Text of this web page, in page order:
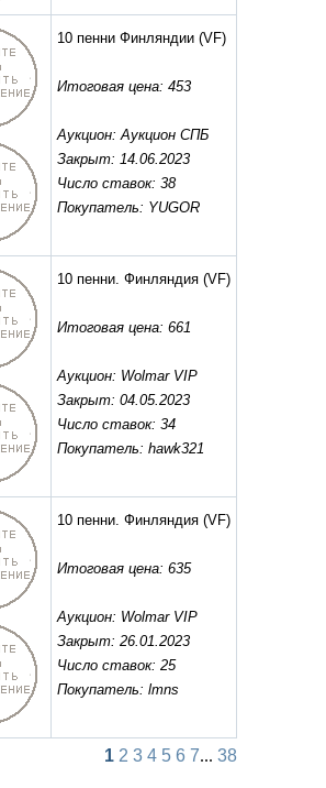
10 пенни Финляндии(VF)
Итоговая цена: 453
Аукцион: Аукцион СПБ
Закрыт: 14.06.2023
Число ставок: 38
Покупатель: YUGOR
10 пенни. Финляндия(VF)
Итоговая цена: 661
Аукцион: Wolmar VIP
Закрыт: 04.05.2023
Число ставок: 34
Покупатель: hawk321
10 пенни. Финляндия(VF)
Итоговая цена: 635
Аукцион: Wolmar VIP
Закрыт: 26.01.2023
Число ставок: 25
Покупатель: lmns
1 2 3 4 5 6 7... 38